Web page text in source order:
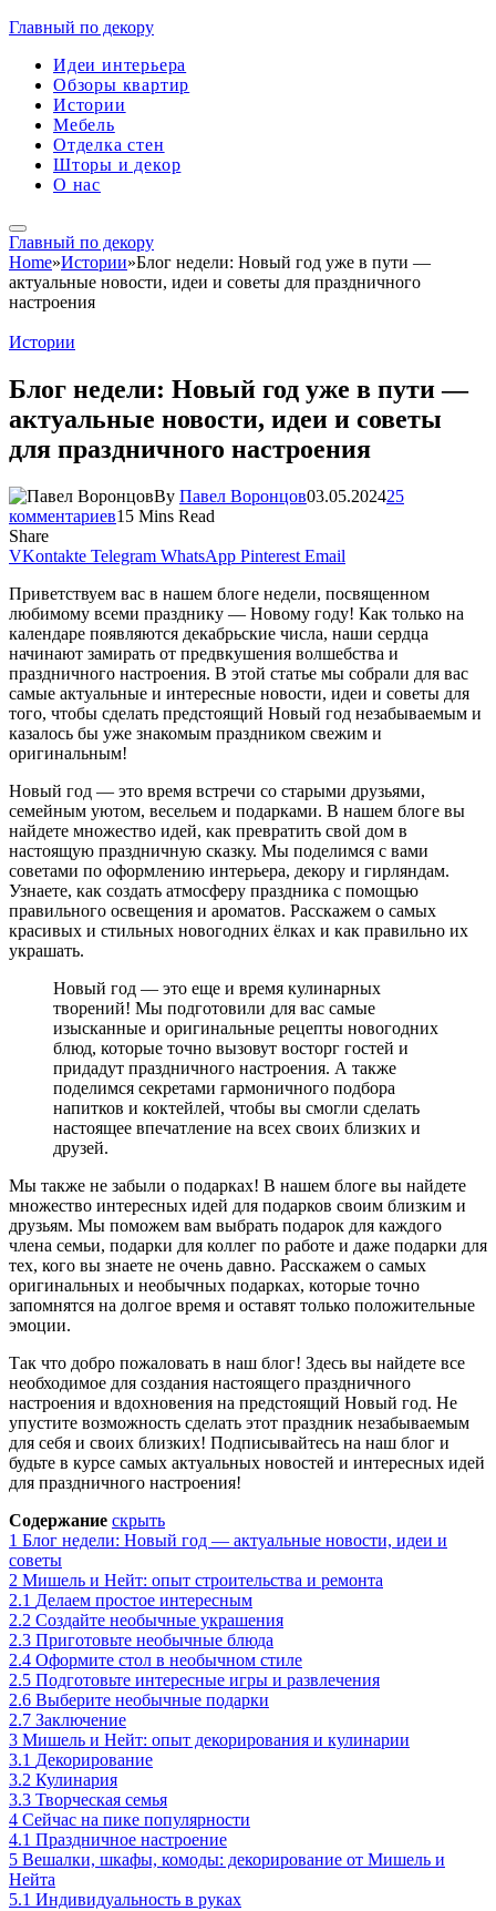
Главный по декору
Идеи интерьера
Обзоры квартир
Истории
Мебель
Отделка стен
Шторы и декор
О нас
Главный по декору
Home»Истории»Блог недели: Новый год уже в пути —
актуальные новости, идеи и советы для праздничного
настроения
Истории
Блог недели: Новый год уже в пути —
актуальные новости, идеи и советы
для праздничного настроения
By Павел Воронцов03.05.202425
комментариев15 Mins Read
Share
VKontakte Telegram WhatsApp Pinterest Email
Приветствуем вас в нашем блоге недели, посвященном
любимому всеми празднику — Новому году! Как только на
календаре появляются декабрьские числа, наши сердца
начинают замирать от предвкушения волшебства и
праздничного настроения. В этой статье мы собрали для вас
самые актуальные и интересные новости, идеи и советы для
того, чтобы сделать предстоящий Новый год незабываемым и
казалось бы уже знакомым праздником свежим и
оригинальным!
Новый год — это время встречи со старыми друзьями,
семейным уютом, весельем и подарками. В нашем блоге вы
найдете множество идей, как превратить свой дом в
настоящую праздничную сказку. Мы поделимся с вами
советами по оформлению интерьера, декору и гирляндам.
Узнаете, как создать атмосферу праздника с помощью
правильного освещения и ароматов. Расскажем о самых
красивых и стильных новогодних ёлках и как правильно их
украшать.
Новый год — это еще и время кулинарных
творений! Мы подготовили для вас самые
изысканные и оригинальные рецепты новогодних
блюд, которые точно вызовут восторг гостей и
придадут праздничного настроения. А также
поделимся секретами гармоничного подбора
напитков и коктейлей, чтобы вы смогли сделать
настоящее впечатление на всех своих близких и
друзей.
Мы также не забыли о подарках! В нашем блоге вы найдете
множество интересных идей для подарков своим близким и
друзьям. Мы поможем вам выбрать подарок для каждого
члена семьи, подарки для коллег по работе и даже подарки для
тех, кого вы знаете не очень давно. Расскажем о самых
оригинальных и необычных подарках, которые точно
запомнятся на долгое время и оставят только положительные
эмоции.
Так что добро пожаловать в наш блог! Здесь вы найдете все
необходимое для создания настоящего праздничного
настроения и вдохновения на предстоящий Новый год. Не
упустите возможность сделать этот праздник незабываемым
для себя и своих близких! Подписывайтесь на наш блог и
будьте в курсе самых актуальных новостей и интересных идей
для праздничного настроения!
Содержание скрыть
1 Блог недели: Новый год — актуальные новости, идеи и
советы
2 Мишель и Нейт: опыт строительства и ремонта
2.1 Делаем простое интересным
2.2 Создайте необычные украшения
2.3 Приготовьте необычные блюда
2.4 Оформите стол в необычном стиле
2.5 Подготовьте интересные игры и развлечения
2.6 Выберите необычные подарки
2.7 Заключение
3 Мишель и Нейт: опыт декорирования и кулинарии
3.1 Декорирование
3.2 Кулинария
3.3 Творческая семья
4 Сейчас на пике популярности
4.1 Праздничное настроение
5 Вешалки, шкафы, комоды: декорирование от Мишель и
Нейта
5.1 Индивидуальность в руках